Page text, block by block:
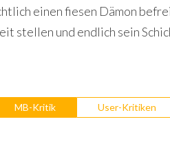
einen fiesen Dämon
stellen und endlich sein
MB-Kritik User-Kritiken